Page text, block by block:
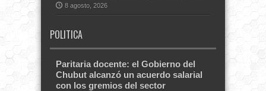
8 agosto, 2026
POLITICA
Paritaria docente: el Gobierno del
Chubut alcanzó un acuerdo salarial
con los gremios del sector